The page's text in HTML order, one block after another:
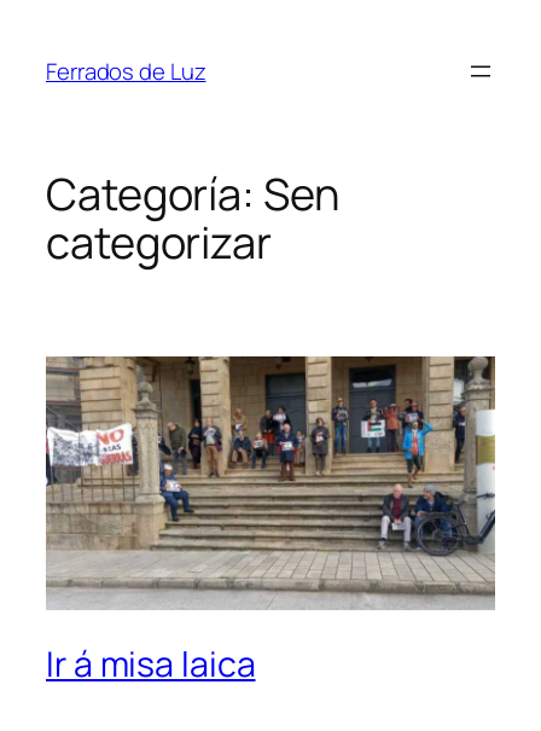
contido
Ferrados de Luz
Categoría: Sen
categorizar
Ir á misa laica